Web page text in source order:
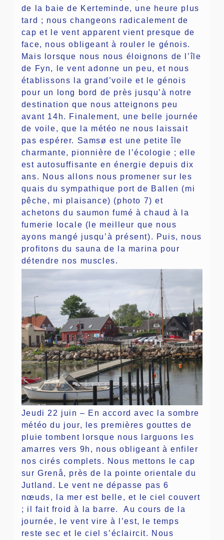
de la baie de Kerteminde, une heure plus
tard ; nous changeons radicalement de
cap et le vent apparent vient presque de
face, nous obligeant à rouler le génois.
Mais lorsque nous nous éloignons de l’île
de Fyn, le vent adonne un peu, et nous
établissons la grand’voile et le génois
pour un long bord de près jusqu’à notre
destination que nous atteignons peu
avant 14h. Finalement, une belle journée
de voile, que la météo ne nous laissait
pas espérer. Samsø est une petite île
charmante, pionnière de l’écologie ; elle
est autosuffisante en énergie depuis dix
ans. Nous allons nous promener sur les
quais du sympathique port de Ballen (mi
pêche, mi plaisance) (photo 7) et
achetons du saumon fumé à chaud à la
fumerie locale (le meilleur que nous
ayons mangé jusqu’à présent). Puis, nous
profitons du sauna de la marina pour
détendre nos muscles.
Jeudi 22 juin – En accord avec la sombre
météo du jour, les premières gouttes de
pluie tombent lorsque nous larguons les
amarres vers 9h, nous obligeant à enfiler
nos cirés complets. Nous mettons le cap
sur Grenå, près de la pointe orientale du
Jutland. Le vent ne dépasse pas 6
nœuds, la mer est belle, et le ciel couvert
; il fait froid à la barre. Au cours de la
journée, le vent vire à l’est, le temps
reste sec et le ciel s’éclaircit. Nous